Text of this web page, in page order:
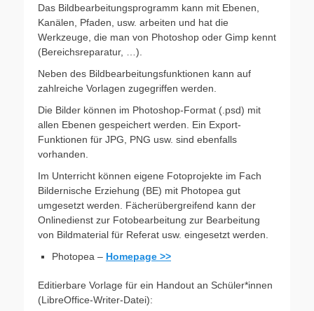
Das Bildbearbeitungsprogramm kann mit Ebenen,
Kanälen, Pfaden, usw. arbeiten und hat die
Werkzeuge, die man von Photoshop oder Gimp kennt
(Bereichsreparatur, …).
Neben des Bildbearbeitungsfunktionen kann auf
zahlreiche Vorlagen zugegriffen werden.
Die Bilder können im Photoshop-Format (.psd) mit
allen Ebenen gespeichert werden. Ein Export-
Funktionen für JPG, PNG usw. sind ebenfalls
vorhanden.
Im Unterricht können eigene Fotoprojekte im Fach
Bildernische Erziehung (BE) mit Photopea gut
umgesetzt werden. Fächerübergreifend kann der
Onlinedienst zur Fotobearbeitung zur Bearbeitung
von Bildmaterial für Referat usw. eingesetzt werden.
Photopea – Homepage >>
Editierbare Vorlage für ein Handout an Schüler*innen
(LibreOffice-Writer-Datei):